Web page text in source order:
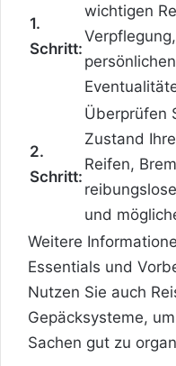
1.
Schritt:
wichtigen
2.
Schritt:
Überprüfen
Zustand
Reifen,
und
Weitere
Essentials und
Nutzen Sie auch
Gepäcksysteme,
Sachen gut zu